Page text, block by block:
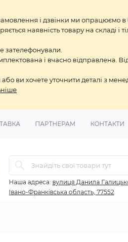
і дзвінки ми опрацюємо в
наявність товару на складі і
зателефонували.
і вчасно відправлена.
ви хочете уточнити деталі з
ПАРТНЕРАМ КОНТАКТИ
Наша адреса: вулиця Данила
Івано-Франківська область, 77552